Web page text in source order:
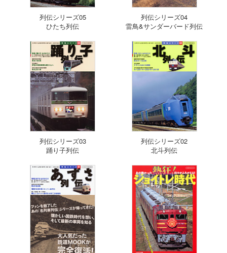
列伝シリーズ05
ひたち列伝
列伝シリーズ04
雷鳥&サンダーバード列伝
列伝シリーズ03
踊り子列伝
列伝シリーズ02
北斗列伝